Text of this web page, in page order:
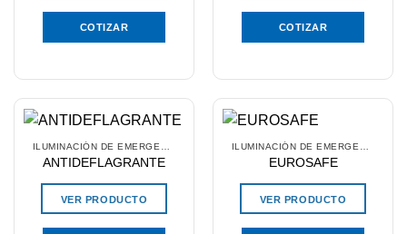
COTIZAR COTIZAR
ANTIDEFLAGRANTE
VER PRODUCTO
EUROSAFE
VER PRODUCTO